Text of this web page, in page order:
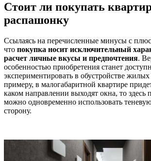
Стоит ли покупать
распашонку
Ссылаясь на перечисленные минусы с
что покупка носит исключительный
расчет личные вкусы и предпочтения.
особенностью приобретения станет
экспериментировать в обустройстве
примеру, в малогабаритной квартире
каком направлении выходят окна, то здесь
можно одновременно использовать
сторону.